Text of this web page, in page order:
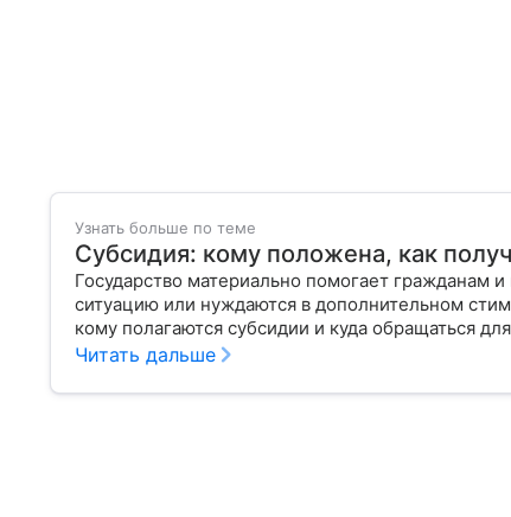
Узнать больше по теме
Субсидия: кому положена, как
Государство материально помогает гражданам
ситуацию или нуждаются в дополнительном
кому полагаются субсидии и куда обращаться
Читать дальше